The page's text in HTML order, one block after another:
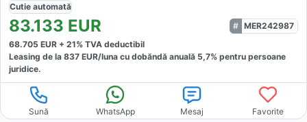
Cutie automată
83.133 EUR
MER242987
68.705 EUR + 21% TVA deductibil
Leasing de la 837 EUR/luna cu dobăndă anuală 5,7% pentru persoane
juridice.
Sună WhatsApp Mesaj Favorite